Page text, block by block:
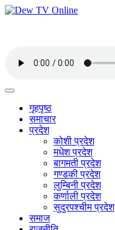
गृहपृष्ठ
समाचार
प्रदेश
कोशी प्रदेश
मधेश प्रदेश
बागमती प्रदेश
गण्डकी प्रदेश
लुम्बिनी प्रदेश
कर्णाली प्रदेश
सुदुरपश्चीम प्रदेश
समाज